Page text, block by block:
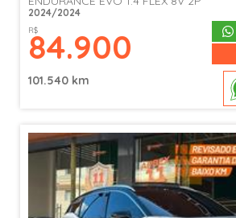
2024/2024
R$
84.900
101.540 km